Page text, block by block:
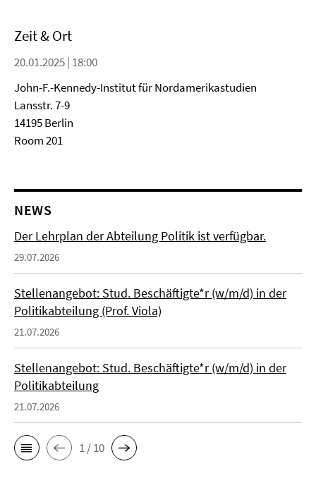
Zeit & Ort
20.01.2025 | 18:00
John-F.-Kennedy-Institut für Nordamerikastudien
Lansstr. 7-9
14195 Berlin
Room 201
NEWS
Der Lehrplan der Abteilung Politik ist verfügbar.
29.07.2026
Stellenangebot: Stud. Beschäftigte*r (w/m/d) in der
Politikabteilung (Prof. Viola)
21.07.2026
Stellenangebot: Stud. Beschäftigte*r (w/m/d) in der
Politikabteilung
21.07.2026
1 / 10